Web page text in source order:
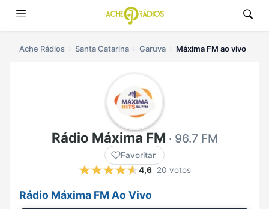
Ache Rádios Santa Catarina Garuva Máxima FM ao vivo
Rádio Máxima FM · 96.7 FM
Favoritar
4,6 20 votos
Rádio Máxima FM Ao Vivo